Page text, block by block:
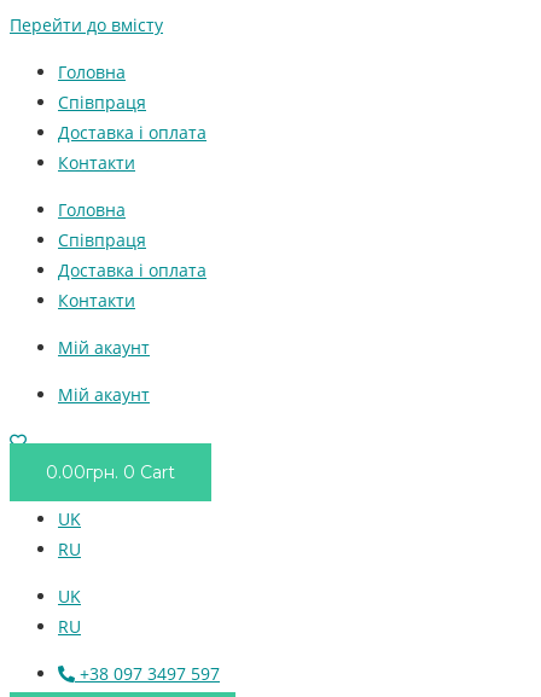
Перейти до вмісту
Головна
Співпраця
Доставка і оплата
Контакти
Головна
Співпраця
Доставка і оплата
Контакти
Мій акаунт
Мій акаунт
0.00грн. 0 Cart
UK
RU
UK
RU
+38 097 3497 597